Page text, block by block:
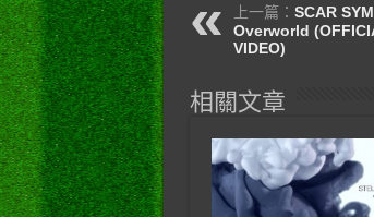
上一篇： SCAR
Overworld
VIDEO)
相關文章